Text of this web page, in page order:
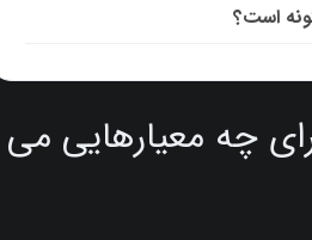
است؟
چه معیارهایی می